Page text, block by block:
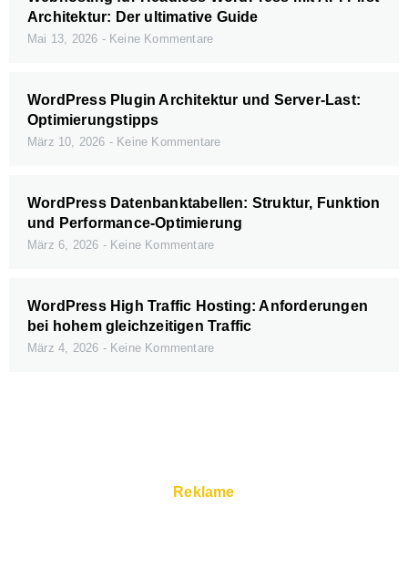
Architektur: Der ultimative Guide
Mai 13, 2026 Keine Kommentare
WordPress Plugin Architektur und Server-Last:
Optimierungstipps
März 10, 2026 Keine Kommentare
WordPress Datenbanktabellen: Struktur, Funktion
und Performance-Optimierung
März 6, 2026 Keine Kommentare
WordPress High Traffic Hosting: Anforderungen
bei hohem gleichzeitigen Traffic
März 4, 2026 Keine Kommentare
Reklame